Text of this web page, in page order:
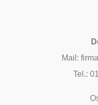
Mail:
Tel.: